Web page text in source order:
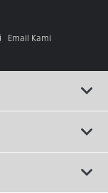
Email Kami